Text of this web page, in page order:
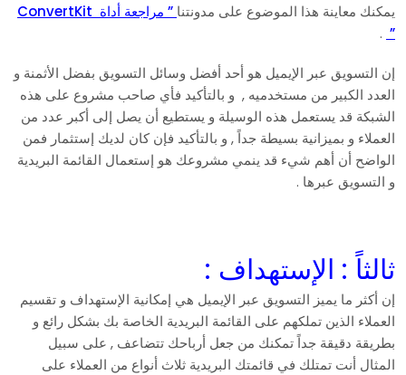
يمكنك معاينة هذا الموضوع على مدونتنا
” مراجعة أداة ConvertKit
”
.
إن التسويق عبر الإيميل هو أحد أفضل وسائل التسويق بفضل الأثمنة و
العدد الكبير من مستخدميه , و بالتأكيد فأي صاحب مشروع على هذه
الشبكة قد يستعمل هذه الوسيلة و يستطيع أن يصل إلى أكبر عدد من
العملاء و بميزانية بسيطة جداً , و بالتأكيد فإن كان لديك إستثمار فمن
الواضح أن أهم شيء قد ينمي مشروعك هو إستعمال القائمة البريدية
و التسويق عبرها .
ثالثاً : الإستهداف :
إن أكثر ما يميز التسويق عبر الإيميل هي إمكانية الإستهداف و تقسيم
العملاء الذين تملكهم على القائمة البريدية الخاصة بك بشكل رائع و
بطريقة دقيقة جداً تمكنك من جعل أرباحك تتضاعف , على سبيل
المثال أنت تمتلك في قائمتك البريدية ثلاث أنواع من العملاء على